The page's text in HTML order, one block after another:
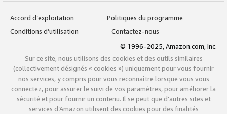
Accord d’exploitation
Politiques du programme
Conditions d’utilisation
Contactez-nous
© 1996-2025, Amazon.com, Inc.
Sur ce site, nous utilisons des cookies et des outils similaires
(collectivement désignés « cookies ») uniquement pour vous fournir
nos services, y compris pour vous reconnaître lorsque vous vous
connectez, pour assurer le suivi de vos paramètres, pour améliorer la
sécurité et pour fournir un contenu. Il se peut que d’autres sites et
services d’Amazon utilisent des cookies pour des finalités